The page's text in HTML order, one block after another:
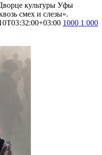
культуры Уфы
смех и слезы».
1000 1 000